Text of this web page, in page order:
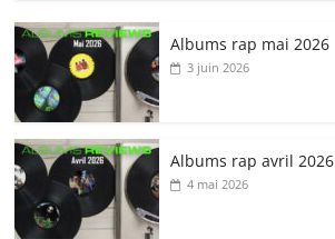
Albums rap mai 2026
3 juin 2026
Albums rap avril 2026
4 mai 2026